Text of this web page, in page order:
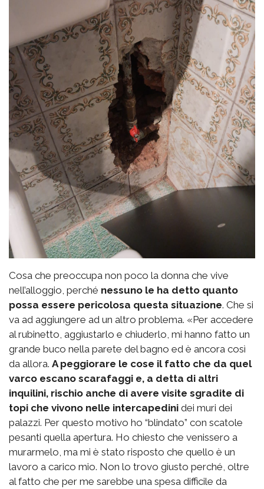
Cosa che preoccupa non poco la donna che vive
nell’alloggio, perché nessuno le ha detto quanto
possa essere pericolosa questa situazione. Che si
va ad aggiungere ad un altro problema. «Per accedere
al rubinetto, aggiustarlo e chiuderlo, mi hanno fatto un
grande buco nella parete del bagno ed è ancora così
da allora. A peggiorare le cose il fatto che da quel
varco escano scarafaggi e, a detta di altri
inquilini, rischio anche di avere visite sgradite di
topi che vivono nelle intercapedini dei muri dei
palazzi. Per questo motivo ho “blindato” con scatole
pesanti quella apertura. Ho chiesto che venissero a
murarmelo, ma mi è stato risposto che quello è un
lavoro a carico mio. Non lo trovo giusto perché, oltre
al fatto che per me sarebbe una spesa difficile da